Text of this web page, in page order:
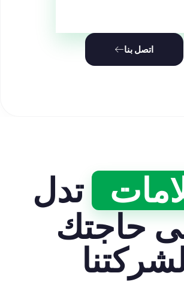
اتصل بنا
تدل
حاجتك